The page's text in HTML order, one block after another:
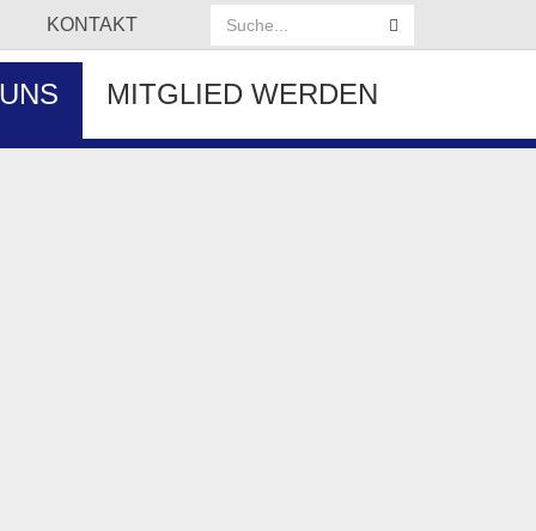
KONTAKT
MITGLIED WERDEN